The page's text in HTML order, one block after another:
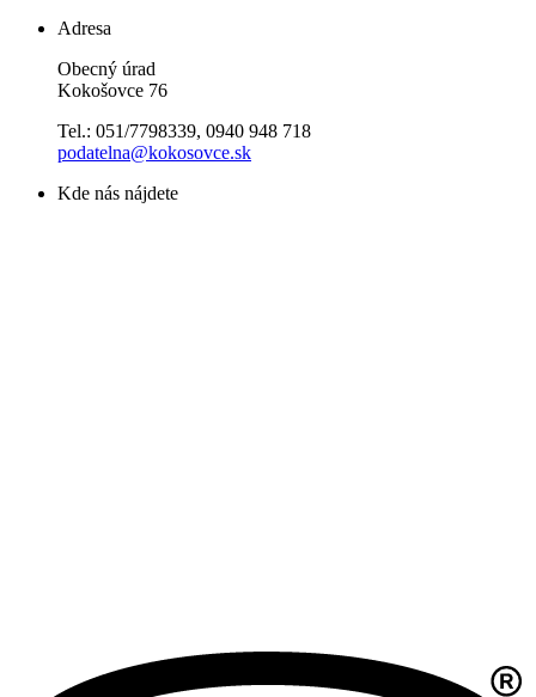
Adresa
Obecný úrad
Kokošovce 76
Tel.: 051/7798339, 0940 948 718
podatelna@kokosovce.sk
Kde nás nájdete